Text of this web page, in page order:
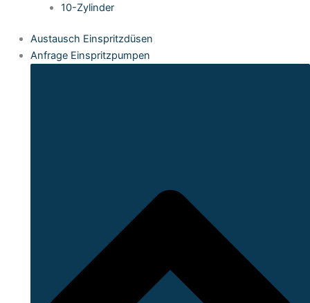
10-Zylinder
Austausch Einspritzdüsen
Anfrage Einspritzpumpen